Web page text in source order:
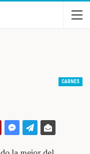
CARNES